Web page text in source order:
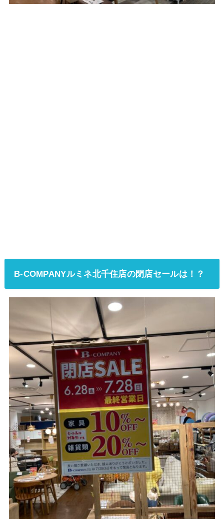
B-COMPANYルミネ北千住店の閉店セールは！？